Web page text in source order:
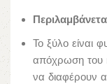
Το ξύλο είναι
απόχρωση του
να διαφέρουν